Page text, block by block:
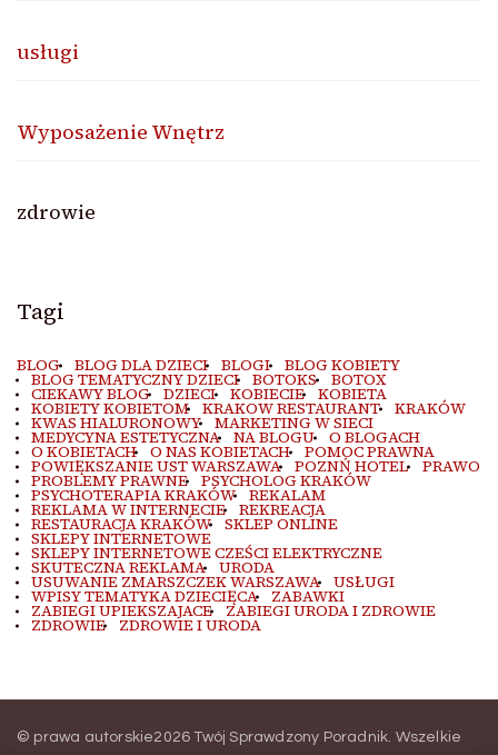
usługi
Wyposażenie Wnętrz
zdrowie
Tagi
BLOG BLOG DLA DZIECI BLOGI BLOG KOBIETY
BLOG TEMATYCZNY DZIECI BOTOKS BOTOX
CIEKAWY BLOG DZIECI KOBIECIE KOBIETA
KOBIETY KOBIETOM KRAKOW RESTAURANT KRAKÓW
KWAS HIALURONOWY MARKETING W SIECI
MEDYCYNA ESTETYCZNA NA BLOGU O BLOGACH
O KOBIETACH O NAS KOBIETACH POMOC PRAWNA
POWIĘKSZANIE UST WARSZAWA POZNŃ HOTEL PRAWO
PROBLEMY PRAWNE PSYCHOLOG KRAKÓW
PSYCHOTERAPIA KRAKÓW REKALAM
REKLAMA W INTERNECIE REKREACJA
RESTAURACJA KRAKÓW SKLEP ONLINE
SKLEPY INTERNETOWE
SKLEPY INTERNETOWE CZEŚCI ELEKTRYCZNE
SKUTECZNA REKLAMA URODA
USUWANIE ZMARSZCZEK WARSZAWA USŁUGI
WPISY TEMATYKA DZIECIĘCA ZABAWKI
ZABIEGI UPIEKSZAJACE ZABIEGI URODA I ZDROWIE
ZDROWIE ZDROWIE I URODA
© prawa autorskie2026Twój Sprawdzony Poradnik. Wszelkie